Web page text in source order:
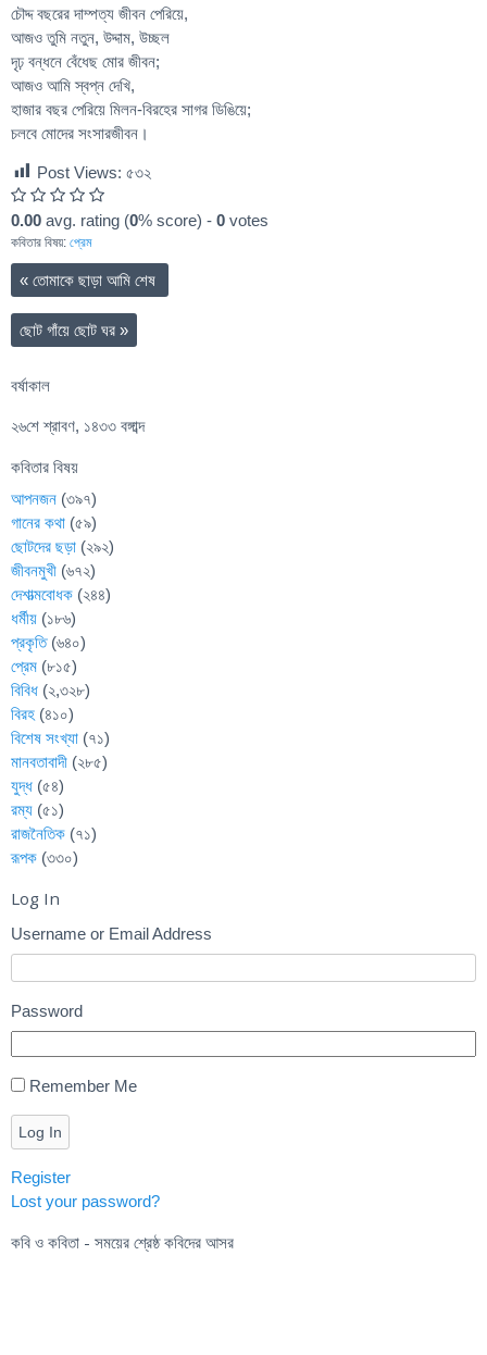
চৌদ্দ বছরের দাম্পত্য জীবন পেরিয়ে,
আজও তুমি নতুন, উদ্দাম, উচ্ছল
দৃঢ় বন্ধনে বেঁধেছ মোর জীবন;
আজও আমি স্বপ্ন দেখি,
হাজার বছর পেরিয়ে মিলন-বিরহের সাগর ডিঙিয়ে;
চলবে মোদের সংসারজীবন।
Post Views: ৫৩২
0.00 avg. rating (0% score) - 0 votes
কবিতার বিষয়: প্রেম
« তোমাকে ছাড়া আমি শেষ
ছোট গাঁয়ে ছোট ঘর »
বর্ষাকাল
২৬শে শ্রাবণ, ১৪৩৩ বঙ্গাব্দ
কবিতার বিষয়
আপনজন (৩৯৭)
গানের কথা (৫৯)
ছোটদের ছড়া (২৯২)
জীবনমুখী (৬৭২)
দেশাত্মবোধক (২৪৪)
ধর্মীয় (১৮৬)
প্রকৃতি(৬৪০)
প্রেম (৮১৫)
বিবিধ (২,৩২৮)
বিরহ (৪১০)
বিশেষ সংখ্যা (৭১)
মানবতাবাদী (২৮৫)
যুদ্ধ (৫৪)
রম্য (৫১)
রাজনৈতিক (৭১)
রূপক (৩৩০)
Log In
Username or Email Address
Password
Remember Me
Log In
Register
Lost your password?
কবি ও কবিতা - সময়ের শ্রেষ্ঠ কবিদের আসর